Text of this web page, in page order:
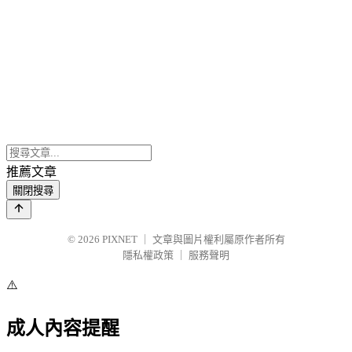
推薦文章
關閉搜尋
© 2026 PIXNET
文章與圖片權利屬原作者所有
隱私權政策
服務聲明
⚠️
成人內容提醒